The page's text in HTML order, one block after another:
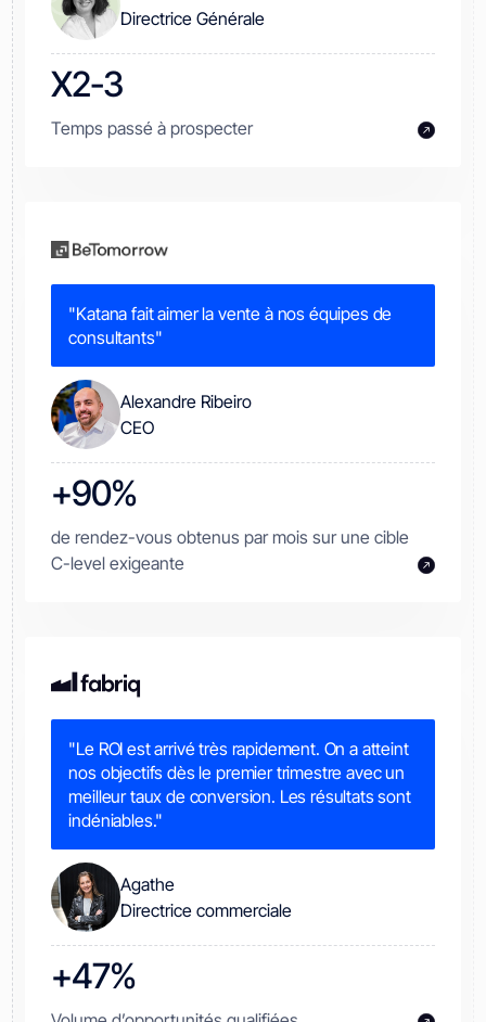
Directrice Générale
X2-3
Temps passé à prospecter
"Katana fait aimer la vente à nos équipes de
consultants"
Alexandre Ribeiro
CEO
+90%
de rendez-vous obtenus par mois sur une cible
C-level exigeante
"Le ROI est arrivé très rapidement. On a atteint
nos objectifs dès le premier trimestre avec un
meilleur taux de conversion. Les résultats sont
indéniables."
Agathe
Directrice commerciale
+47%